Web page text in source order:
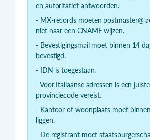
en autoritatief antwoorden.
- MX-records moeten postmaster@
niet naar een CNAME wijzen.
- Bevestigingsmail moet binnen 14
bevestigd.
- IDN is toegestaan.
- Voor Italiaanse adressen is een
provinciecode vereist.
- Kantoor of woonplaats moet
liggen.
- De registrant moet